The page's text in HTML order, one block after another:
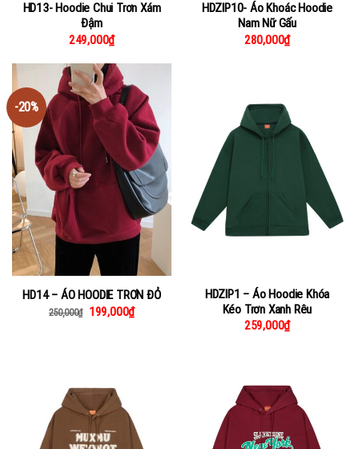
HD13- Hoodie Chui Trơn Xám
Đậm
249,000₫
HDZIP10- Áo Khoác Hoodie
Nam Nữ Gấu
280,000₫
-20%
HD14 – ÁO HOODIE TRƠN ĐỎ
250,000₫ 199,000₫
HDZIP1 – Áo Hoodie Khóa
Kéo Trơn Xanh Rêu
259,000₫